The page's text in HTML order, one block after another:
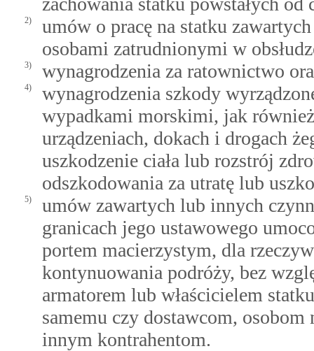
2)
umów o pracę na statku
osobami zatrudnionymi w
3) wynagrodzenia za ratownictwo
4)
wynagrodzenia szkody
wypadkami morskimi, jak
urządzeniach, dokach i drogach
uszkodzenie ciała lub rozstrój
odszkodowania za utratę lub
5)
umów zawartych lub innych
granicach jego ustawowego
portem macierzystym, dla
kontynuowania podróży, bez
armatorem lub właścicielem
samemu czy dostawcom,
innym kontrahentom.